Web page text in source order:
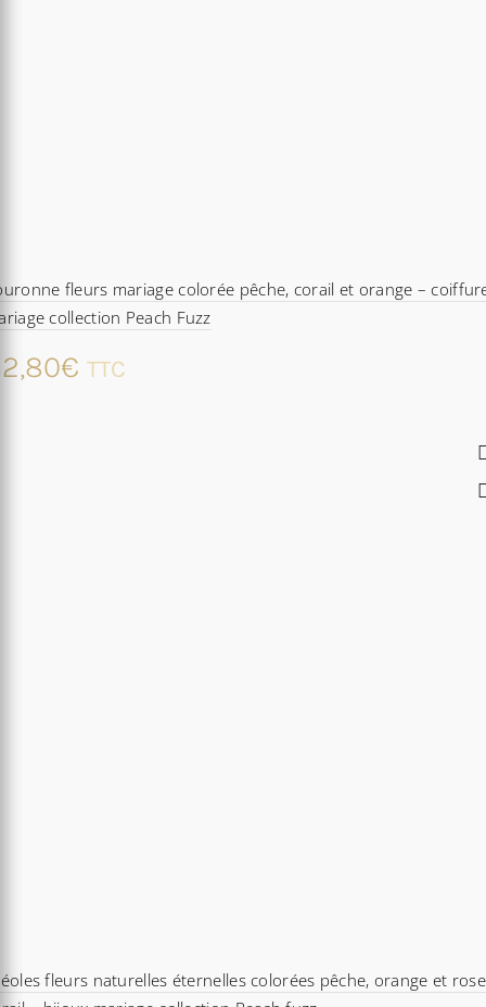
fleurs mariage colorée pêche, corail et orange –
collection Peach Fuzz
€ TTC
fleurs naturelles éternelles colorées pêche, orange et rose